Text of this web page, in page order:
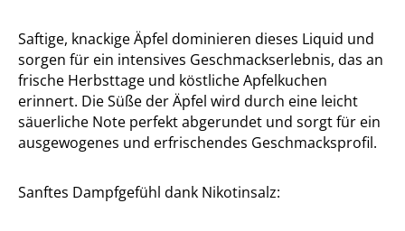
Saftige, knackige Äpfel dominieren dieses Liquid und
sorgen für ein intensives Geschmackserlebnis, das an
frische Herbsttage und köstliche Apfelkuchen
erinnert. Die Süße der Äpfel wird durch eine leicht
säuerliche Note perfekt abgerundet und sorgt für ein
ausgewogenes und erfrischendes Geschmacksprofil.
Sanftes Dampfgefühl dank Nikotinsalz: